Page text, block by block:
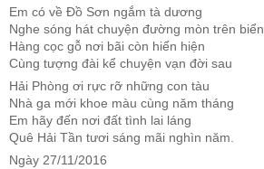
Em có về Đồ Sơn ngắm tà dương
Nghe sóng hát chuyện đường mòn trên biển
Hàng cọc gỗ nơi bãi còn hiển hiện
Cùng tượng đài kể chuyện vạn đời sau
Hải Phòng ơi rực rỡ những con tàu
Nhà ga mới khoe màu cùng năm tháng
Em hãy đến nơi đất tình lai láng
Quê Hải Tần tươi sáng mãi nghìn năm.
Ngày 27/11/2016